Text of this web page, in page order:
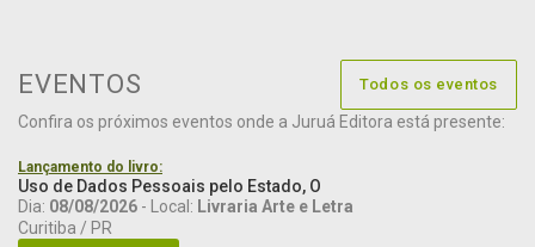
EVENTOS Todos os eventos
Confira os próximos eventos onde a Juruá Editora está presente:
Lançamento do livro:
Uso de Dados Pessoais pelo Estado, O
Dia: 08/08/2026 - Local: Livraria Arte e Letra
Curitiba / PR